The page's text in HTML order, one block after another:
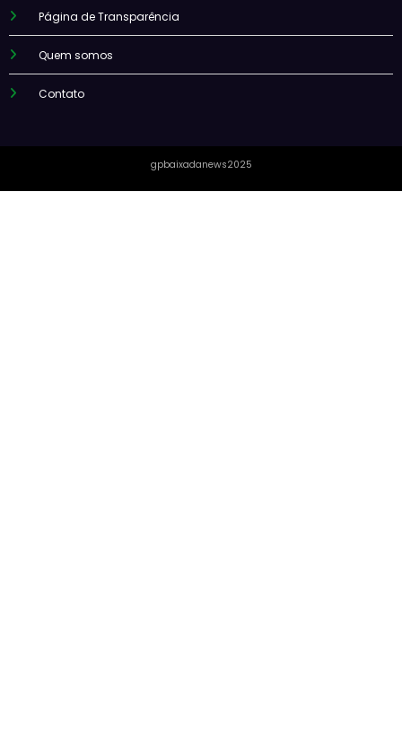
Página de Transparência
Quem somos
Contato
gpbaixadanews2025